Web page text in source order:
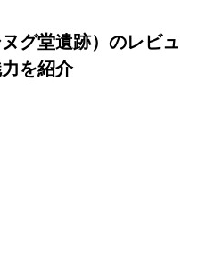
グ堂遺跡）のレビュ
を紹介